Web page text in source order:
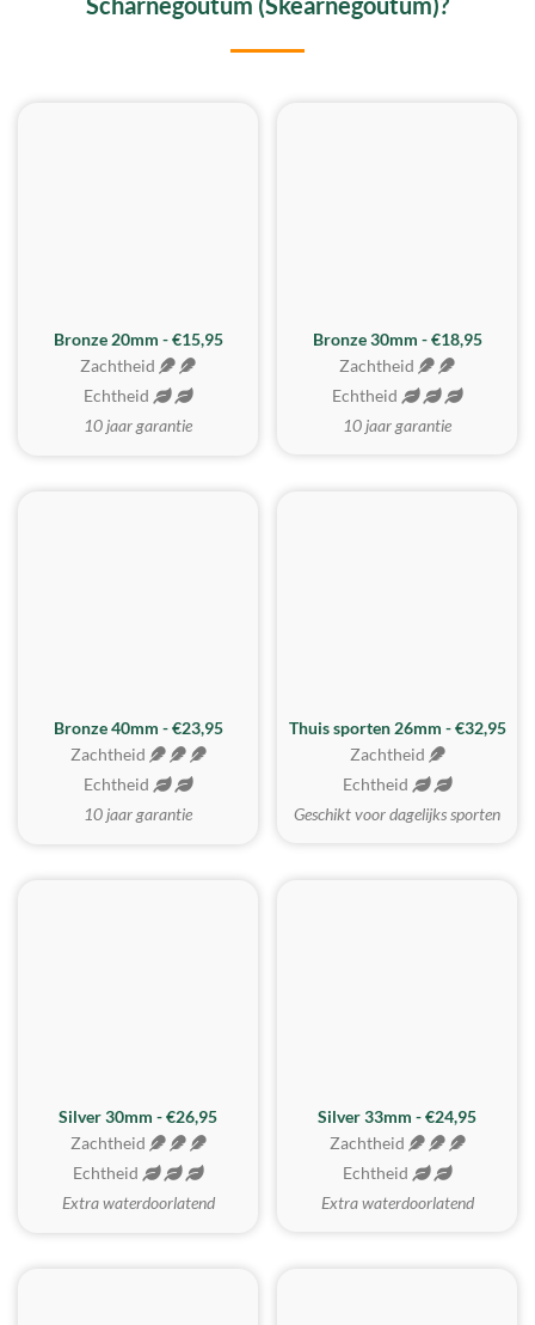
Bronze 20mm - €15,95
Zachtheid
Echtheid
10 jaar garantie
BESTE KOOP
Bronze 30mm - €18,95
Zachtheid
Echtheid
10 jaar garantie
Bronze 40mm - €23,95
Zachtheid
Echtheid
10 jaar garantie
Thuis sporten 26mm - €32,95
Zachtheid
Echtheid
Geschikt voor dagelijks sporten
Silver 30mm - €26,95
Zachtheid
Echtheid
Extra waterdoorlatend
Silver 33mm - €24,95
Zachtheid
Echtheid
Extra waterdoorlatend